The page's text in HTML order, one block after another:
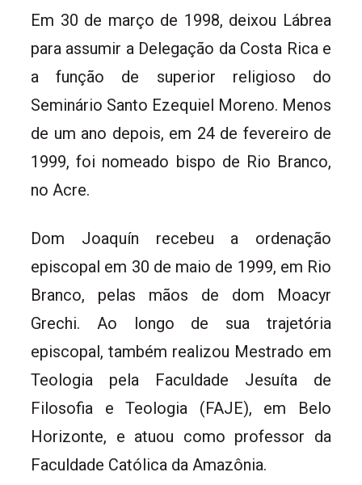
Em 30 de março de 1998, deixou Lábrea
para assumir a Delegação da Costa Rica e
a função de superior religioso do
Seminário Santo Ezequiel Moreno. Menos
de um ano depois, em 24 de fevereiro de
1999, foi nomeado bispo de Rio Branco,
no Acre.
Dom Joaquín recebeu a ordenação
episcopal em 30 de maio de 1999, em Rio
Branco, pelas mãos de dom Moacyr
Grechi. Ao longo de sua trajetória
episcopal, também realizou Mestrado em
Teologia pela Faculdade Jesuíta de
Filosofia e Teologia (FAJE), em Belo
Horizonte, e atuou como professor da
Faculdade Católica da Amazônia.